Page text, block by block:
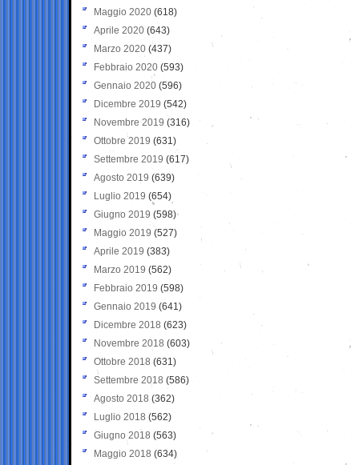
Maggio 2020 (618)
Aprile 2020 (643)
Marzo 2020 (437)
Febbraio 2020 (593)
Gennaio 2020 (596)
Dicembre 2019 (542)
Novembre 2019 (316)
Ottobre 2019 (631)
Settembre 2019 (617)
Agosto 2019 (639)
Luglio 2019 (654)
Giugno 2019 (598)
Maggio 2019 (527)
Aprile 2019 (383)
Marzo 2019 (562)
Febbraio 2019 (598)
Gennaio 2019 (641)
Dicembre 2018 (623)
Novembre 2018 (603)
Ottobre 2018 (631)
Settembre 2018 (586)
Agosto 2018 (362)
Luglio 2018 (562)
Giugno 2018 (563)
Maggio 2018 (634)